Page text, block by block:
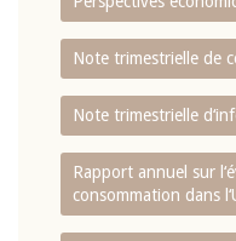
Note trimestrielle de
Note trimestrielle
Rapport annuel sur
consommation dans